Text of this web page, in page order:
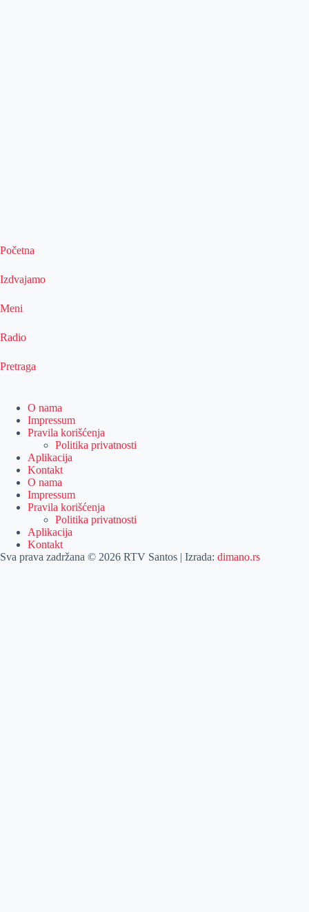
Početna
Izdvajamo
Meni
Radio
Pretraga
O nama
Impressum
Pravila korišćenja
Politika privatnosti
Aplikacija
Kontakt
O nama
Impressum
Pravila korišćenja
Politika privatnosti
Aplikacija
Kontakt
Sva prava zadržana © 2026 RTV Santos | Izrada: dimano.rs